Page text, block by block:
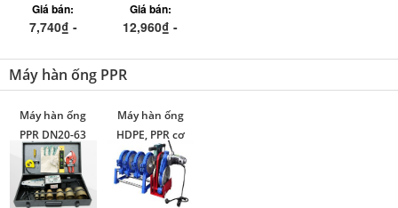
Giá bán:
7,740₫ -
Giá bán:
12,960₫ -
Máy hàn ống PPR
Máy hàn ống
PPR DN20-63
Máy hàn ống
HDPE, PPR cơ
tay quay
DN63-160